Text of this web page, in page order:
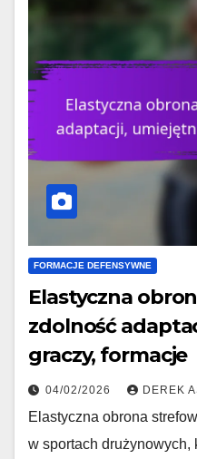
FORMACJE DEFENSYWNE
Elastyczna
zdolność
graczy, formacje
04/02/2026 DEREK
Elastyczna obrona
w sportach drużynowych,